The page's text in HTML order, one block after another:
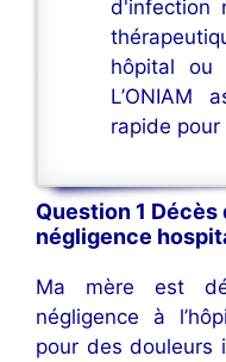
d'infection
hôpital ou
L’ONIAM
rapide
Question 1 Décès
négligence
Ma mère est
négligence à
pour des douleurs